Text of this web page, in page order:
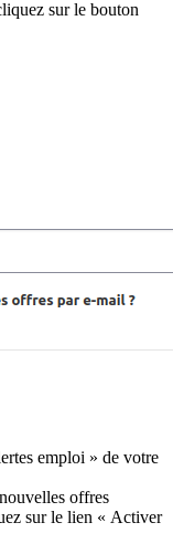
sur le bouton
emploi » de votre
offres
sur le lien « Activer